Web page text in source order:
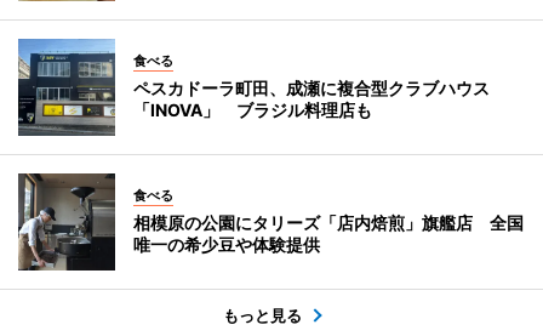
食べる
ペスカドーラ町田、成瀬に複合型クラブハウス
「INOVA」 ブラジル料理店も
食べる
相模原の公園にタリーズ「店内焙煎」旗艦店 全国
唯一の希少豆や体験提供
もっと見る